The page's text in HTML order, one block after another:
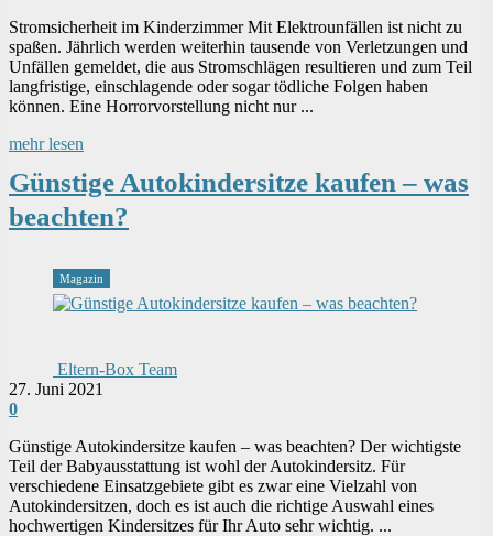
Stromsicherheit im Kinderzimmer Mit Elektrounfällen ist nicht zu
spaßen. Jährlich werden weiterhin tausende von Verletzungen und
Unfällen gemeldet, die aus Stromschlägen resultieren und zum Teil
langfristige, einschlagende oder sogar tödliche Folgen haben
können. Eine Horrorvorstellung nicht nur ...
mehr lesen
Günstige Autokindersitze kaufen – was
beachten?
Magazin
Eltern-Box Team
27. Juni 2021
0
Günstige Autokindersitze kaufen – was beachten? Der wichtigste
Teil der Babyausstattung ist wohl der Autokindersitz. Für
verschiedene Einsatzgebiete gibt es zwar eine Vielzahl von
Autokindersitzen, doch es ist auch die richtige Auswahl eines
hochwertigen Kindersitzes für Ihr Auto sehr wichtig. ...